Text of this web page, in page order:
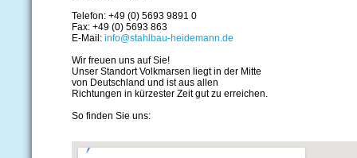
Telefon: +49 (0) 5693 9891 0
Fax: +49 (0) 5693 863
E-Mail: info@stahlbau-heidemann.de
Wir freuen uns auf Sie!
Unser Standort Volkmarsen liegt in der Mitte
von Deutschland und ist aus allen
Richtungen in kürzester Zeit gut zu erreichen.
So finden Sie uns: